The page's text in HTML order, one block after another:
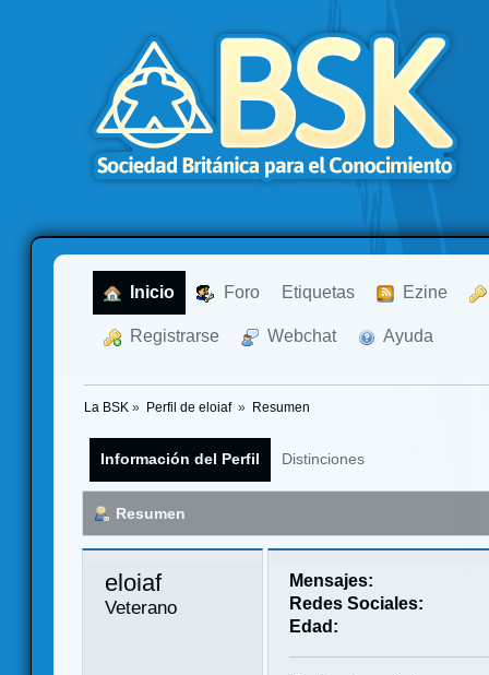
Inicio Foro Etiquetas Ezine
Registrarse Webchat Ayuda
La BSK » Perfil de eloiaf » Resumen
Información del Perfil Distinciones
Resumen
eloiaf
Veterano
Mensajes:
Redes Sociales:
Edad: